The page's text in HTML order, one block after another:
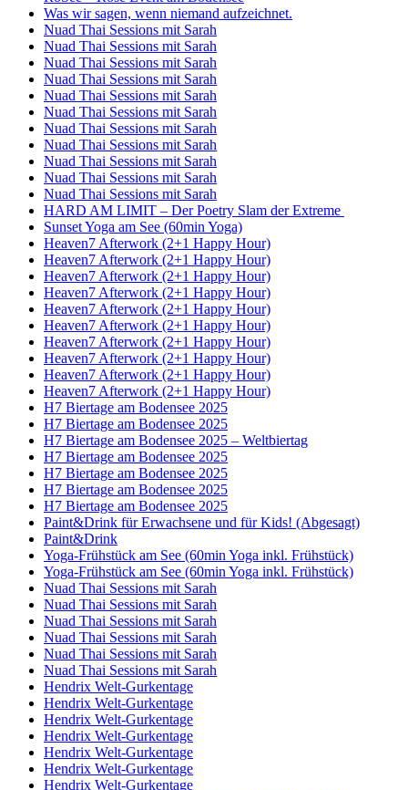
Was wir sagen, wenn niemand aufzeichnet.
Nuad Thai Sessions mit Sarah
Nuad Thai Sessions mit Sarah
Nuad Thai Sessions mit Sarah
Nuad Thai Sessions mit Sarah
Nuad Thai Sessions mit Sarah
Nuad Thai Sessions mit Sarah
Nuad Thai Sessions mit Sarah
Nuad Thai Sessions mit Sarah
Nuad Thai Sessions mit Sarah
Nuad Thai Sessions mit Sarah
Nuad Thai Sessions mit Sarah
HARD AM LIMIT – Der Poetry Slam der Extreme
Sunset Yoga am See (60min Yoga)
Heaven7 Afterwork (2+1 Happy Hour)
Heaven7 Afterwork (2+1 Happy Hour)
Heaven7 Afterwork (2+1 Happy Hour)
Heaven7 Afterwork (2+1 Happy Hour)
Heaven7 Afterwork (2+1 Happy Hour)
Heaven7 Afterwork (2+1 Happy Hour)
Heaven7 Afterwork (2+1 Happy Hour)
Heaven7 Afterwork (2+1 Happy Hour)
Heaven7 Afterwork (2+1 Happy Hour)
Heaven7 Afterwork (2+1 Happy Hour)
H7 Biertage am Bodensee 2025
H7 Biertage am Bodensee 2025
H7 Biertage am Bodensee 2025 – Weltbiertag
H7 Biertage am Bodensee 2025
H7 Biertage am Bodensee 2025
H7 Biertage am Bodensee 2025
H7 Biertage am Bodensee 2025
Paint&Drink für Erwachsene und für Kids! (Abgesagt)
Paint&Drink
Yoga-Frühstück am See (60min Yoga inkl. Frühstück)
Yoga-Frühstück am See (60min Yoga inkl. Frühstück)
Nuad Thai Sessions mit Sarah
Nuad Thai Sessions mit Sarah
Nuad Thai Sessions mit Sarah
Nuad Thai Sessions mit Sarah
Nuad Thai Sessions mit Sarah
Nuad Thai Sessions mit Sarah
Hendrix Welt-Gurkentage
Hendrix Welt-Gurkentage
Hendrix Welt-Gurkentage
Hendrix Welt-Gurkentage
Hendrix Welt-Gurkentage
Hendrix Welt-Gurkentage
Hendrix Welt-Gurkentage